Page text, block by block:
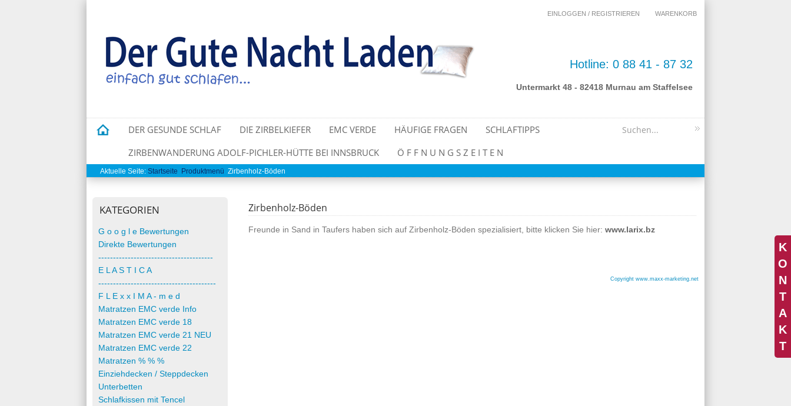
EINLOGGEN / REGISTRIEREN WARENKORB
Hotline: 0 88 41 - 87 32
Untermarkt 48 - 82418 Murnau am Staffelsee
DER GESUNDE SCHLAF DIE ZIRBELKIEFER EMC VERDE HÄUFIGE FRAGEN
SCHLAFTIPPS
ZIRBENWANDERUNG ADOLF-PICHLER-HÜTTE BEI INNSBRUCK
Ö F F N U N G S Z E I T E N
Aktuelle Seite: Startseite Produktmenü Zirbenholz-Böden
KATEGORIEN
G o o g l e Bewertungen
Direkte Bewertungen
---------------------------------------
E L A S T I C A
----------------------------------------
F L E x x I M A - m e d
Matratzen EMC verde Info
Matratzen EMC verde 18
Matratzen EMC verde 21 NEU
Matratzen EMC verde 22
Matratzen % % %
Einziehdecken / Steppdecken
Unterbetten
Schlafkissen mit Tencel
Zirbenholz-Böden
Freunde in Sand in Taufers haben sich auf Zirbenholz-Böden spezialisiert, bitte klicken Sie hier: www.larix.bz
Copyright www.maxx-marketing.net
K
O
N
T
A
K
T